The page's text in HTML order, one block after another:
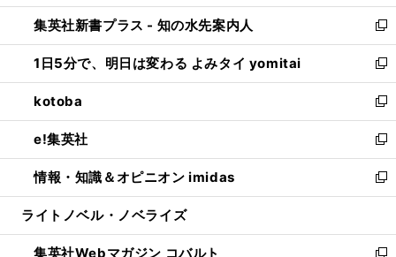
開
く
ン
ド
ウ
で
開
く
ウ
ィ
ン
ド
ウ
で
開
く
し
い
ウ
ィ
ン
ド
ウ
で
開
く
集英社新書プラス - 知の水先案内人
新
し
い
ウ
ィ
ン
ド
ウ
で
開
1日5分で、明日は変わる よみタイ yomitai
新
し
い
ウ
ィ
ン
ド
ウ
開
く
kotoba
新
し
い
ウ
ィ
ン
ウ
で
e!集英社
新
し
い
ウ
ン
情報・知識＆オピニオン imidas
新
し
ウ
ライトノベル・ノベライズ
集英社Webマガジン コバルト